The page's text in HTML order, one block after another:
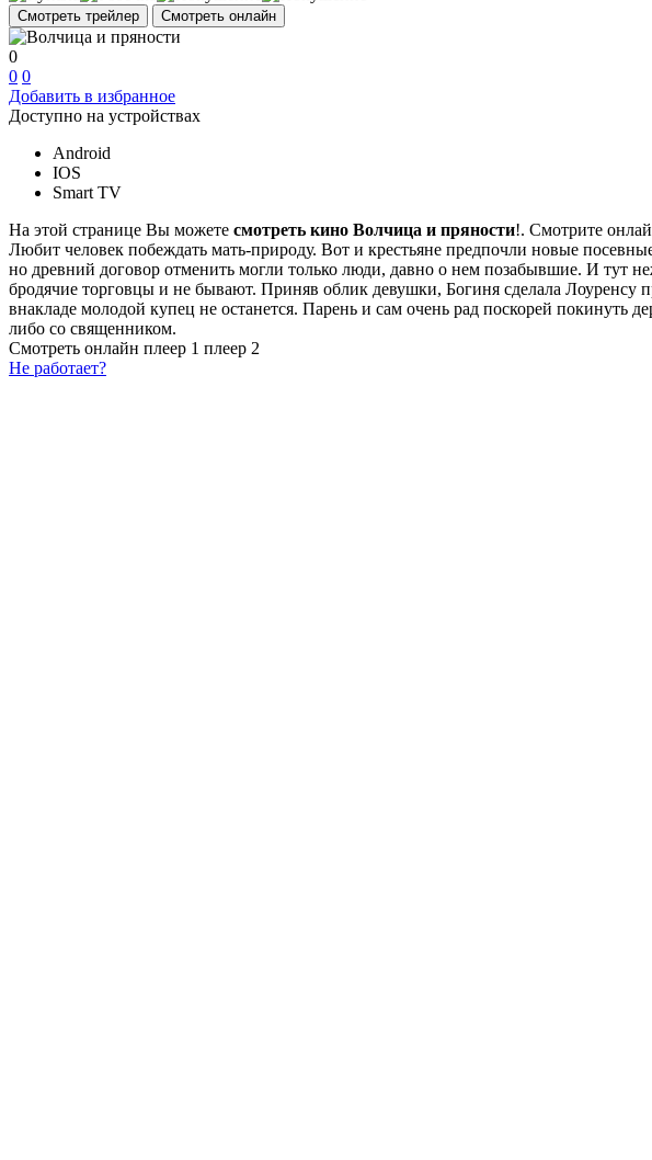
Смотреть трейлер Смотреть онлайн
0
0 0
Добавить в избранное
Доступно на устройствах
Android
IOS
Smart TV
На этой странице Вы можете смотреть кино Волчица и пряности!. Смотрите
Любит человек побеждать мать-природу. Вот и крестьяне предпочли новые
но древний договор отменить могли только люди, давно о нем позабывшие. И тут
бродячие торговцы и не бывают. Приняв облик девушки, Богиня сделала Лоуренсу
внакладе молодой купец не останется. Парень и сам очень рад поскорей покинуть
либо со священником.
Смотреть онлайн плеер 1 плеер 2
Не работает?